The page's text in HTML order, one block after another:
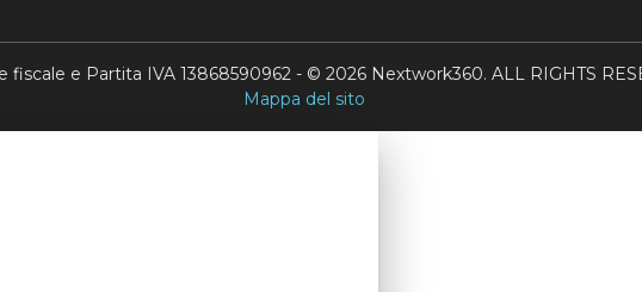
fiscale e Partita IVA 13868590962 - © 2026 Nextwork360. ALL RIGHTS
Mappa del sito